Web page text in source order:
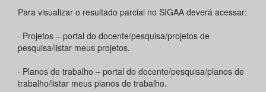
Para visualizar o resultado parcial no SIGAA deverá acessar:
· Projetos – portal do docente/pesquisa/projetos de
pesquisa/listar meus projetos.
· Planos de trabalho – portal do docente/pesquisa/planos de
trabalho/listar meus planos de trabalho.